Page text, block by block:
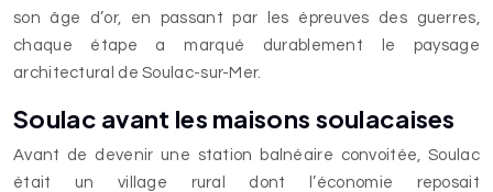
son âge d’or, en passant par les épreuves des guerres,
chaque étape a marqué durablement le paysage
architectural de Soulac-sur-Mer.
Soulac avant les maisons soulacaises
Avant de devenir une station balnéaire convoitée, Soulac
était un village rural dont l’économie reposait